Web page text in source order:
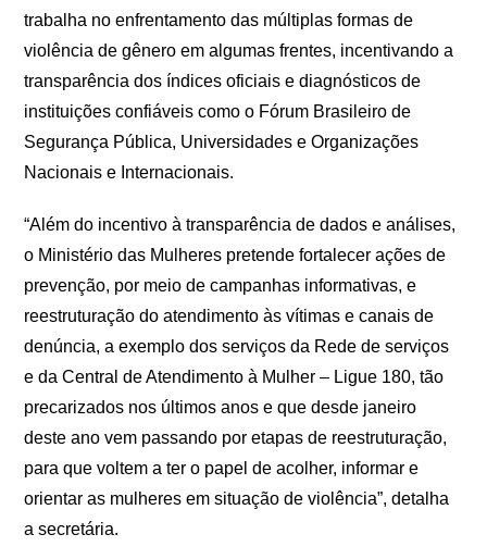
trabalha no enfrentamento das múltiplas formas de
violência de gênero em algumas frentes, incentivando a
transparência dos índices oficiais e diagnósticos de
instituições confiáveis como o Fórum Brasileiro de
Segurança Pública, Universidades e Organizações
Nacionais e Internacionais.
“Além do incentivo à transparência de dados e análises,
o Ministério das Mulheres pretende fortalecer ações de
prevenção, por meio de campanhas informativas, e
reestruturação do atendimento às vítimas e canais de
denúncia, a exemplo dos serviços da Rede de serviços
e da Central de Atendimento à Mulher – Ligue 180, tão
precarizados nos últimos anos e que desde janeiro
deste ano vem passando por etapas de reestruturação,
para que voltem a ter o papel de acolher, informar e
orientar as mulheres em situação de violência”, detalha
a secretária.